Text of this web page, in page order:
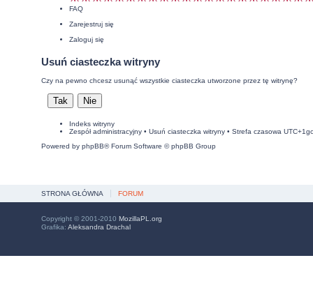
FAQ
Zarejestruj się
Zaloguj się
Usuń ciasteczka witryny
Czy na pewno chcesz usunąć wszystkie ciasteczka utworzone przez tę witrynę?
Indeks witryny
Zespół administracyjny• Usuń ciasteczka witryny• Strefa czasowa
Powered by phpBB® Forum Software © phpBB Group
STRONA GŁÓWNA FORUM
Copyright © 2001-2010 MozillaPL.org
Grafika: Aleksandra Drachal